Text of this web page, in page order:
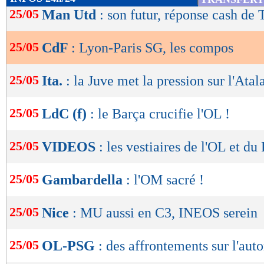
de
OK
25/05 Man Utd : son futur, réponse cash de
25/05 CdF : Lyon-Paris SG, les compos
25/05 Ita. : la Juve met la pression sur
25/05 LdC (f) : le Barça crucifie l'OL !
25/05 VIDEOS : les vestiaires de l'OL et du
25/05 Gambardella : l'OM sacré !
25/05 Nice : MU aussi en C3, INEOS serein
25/05 OL-PSG : des affrontements sur